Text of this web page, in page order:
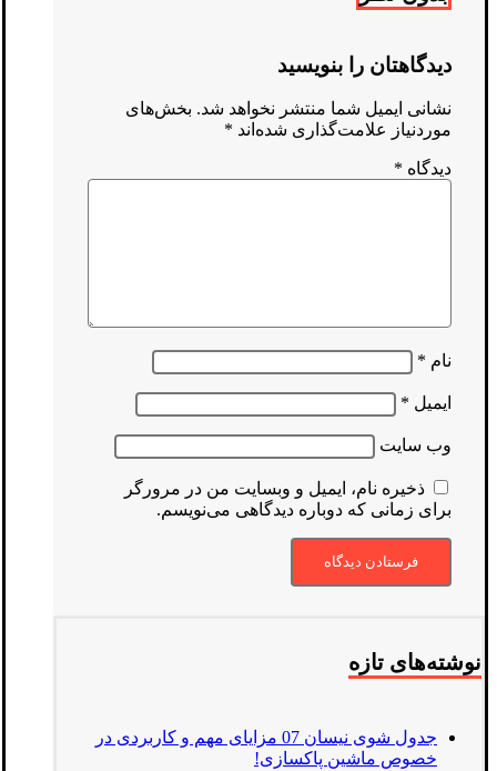
دیدگاهتان را بنویسید
نشانی ایمیل شما منتشر نخواهد شد. بخش‌های
موردنیاز علامت‌گذاری شده‌اند *
دیدگاه *
نام *
ایمیل *
وب‌ سایت
ذخیره نام، ایمیل و وبسایت من در مرورگر
برای زمانی که دوباره دیدگاهی می‌نویسم.
نوشته‌های تازه
جدول شوی نیسان 07 مزایای مهم و کاربردی در
خصوص ماشین پاکسازی!